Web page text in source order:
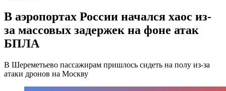
В аэропортах России начался хаос из-
за массовых задержек на фоне атак
БПЛА
В Шереметьево пассажирам пришлось сидеть на полу из-за
атаки дронов на Москву